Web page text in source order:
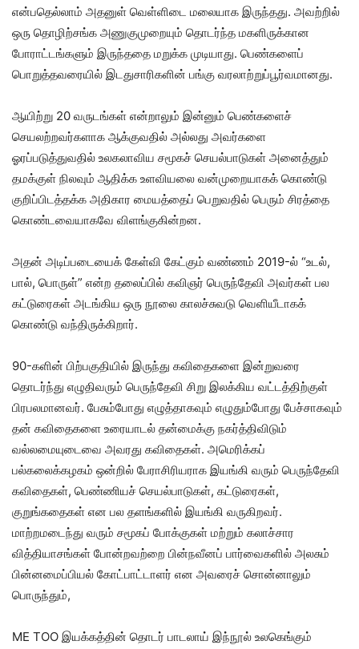
என்பதெல்லாம் அதனுள் வெள்ளிடை மலையாக இருந்தது. அவற்றில்
ஒரு தொழிற்சங்க அணுகுமுறையும் தொடர்ந்த மகளிருக்கான
போராட்டங்களும் இருந்ததை மறுக்க முடியாது. பெண்களைப்
பொறுத்தவரையில் இடதுசாரிகளின் பங்கு வரலாற்றுப்பூர்வமானது.
ஆயிற்று 20 வருடங்கள் என்றாலும் இன்னும் பெண்களைச்
செயலற்றவர்களாக ஆக்குவதில் அல்லது அவர்களை
ஓரப்படுத்துவதில் உலகலாவிய சமூகச் செயல்பாடுகள் அனைத்தும்
தமக்குள் நிலவும் ஆதிக்க உளவியலை வன்முறையாகக் கொண்டு
குறிப்பிடத்தக்க அதிகார மையத்தைப் பெறுவதில் பெரும் சிரத்தை
கொண்டவையாகவே விளங்குகின்றன.
அதன் அடிப்படையைக் கேள்வி கேட்கும் வண்ணம் 2019-ல் “உடல்,
பால், பொருள்” என்ற தலைப்பில் கவிஞர் பெருந்தேவி அவர்கள் பல
கட்டுரைகள் அடங்கிய ஒரு நூலை காலச்சுவடு வெளியீடாகக்
கொண்டு வந்திருக்கிறார்.
90-களின் பிற்பகுதியில் இருந்து கவிதைகளை இன்றுவரை
தொடர்ந்து எழுதிவரும் பெருந்தேவி சிறு இலக்கிய வட்டத்திற்குள்
பிரபலமானவர். பேசும்போது எழுத்தாகவும் எழுதும்போது பேச்சாகவும்
தன் கவிதைகளை உரையாடல் தன்மைக்கு நகர்த்திவிடும்
வல்லமையுடைவை அவரது கவிதைகள். அமெரிக்கப்
பல்கலைக்கழகம் ஒன்றில் பேராசிரியராக இயங்கி வரும் பெருந்தேவி
கவிதைகள், பெண்ணியச் செயல்பாடுகள், கட்டுரைகள்,
குறுங்கதைகள் என பல தளங்களில் இயங்கி வருகிறவர்.
மாற்றமடைந்து வரும் சமூகப் போக்குகள் மற்றும் கலாச்சார
வித்தியாசங்கள் போன்றவற்றை பின்நவீனப் பார்வைகளில் அலசும்
பின்னமைப்பியல் கோட்பாட்டாளர் என அவரைச் சொன்னாலும்
பொருந்தும்,
ME TOO இயக்கத்தின் தொடர் பாடலாய் இந்நூல் உலகெங்கும்